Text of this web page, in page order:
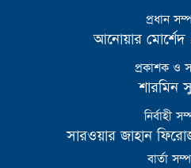
প্রধান
আনোয়ার
প্রকাশক ও
শারমিন
নির্বাহী
সারওয়ার জাহান
বার্তা